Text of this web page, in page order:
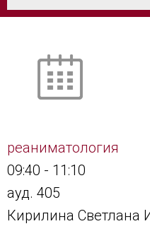
реаниматология
09:40 - 11:10
ауд. 405
Кирилина Светлана